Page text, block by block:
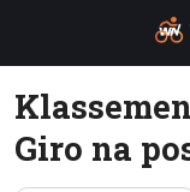
Giro na